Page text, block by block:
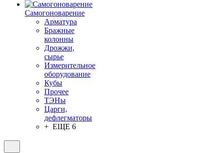
Самогоноварение
Арматура
Бражные
колонны
Дрожжи,
сырье
Измерительное
оборудование
Кубы
Прочее
ТЭНы
Царги,
дефлегматоры
+ ЕЩЕ 6